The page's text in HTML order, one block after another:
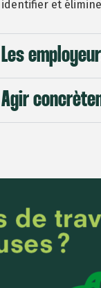
identifier et
Les
Agir